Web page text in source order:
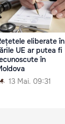
eliberate în
UE ar putea fi
în
13 Mai. 09:31